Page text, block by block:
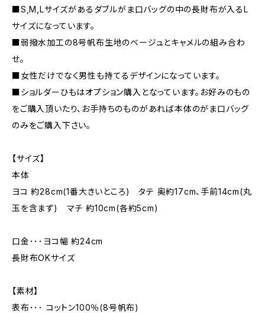
■S,M,Lサイズがあるダブルがま口バッグの中の長財布が入るL
サイズになっています。
■弱撥水加工の8号帆布生地のベージュとキャメルの組み合わ
せ。
■女性だけでなく男性も持てるデザインになっています。
■ショルダーひもはオプション購入となっています。お好みのもの
をご購入頂いたり、お手持ちのものがあれば本体のがま口バッグ
のみをご購入下さい。
【サイズ】
本体
ヨコ 約28cm(1番大きいところ) タテ 奥約17cm、手前14cm(丸
玉を含まず) マチ 約10cm(各約5cm)
口金･･･ヨコ幅 約24cm
長財布OKサイズ
【素材】
表布･･･ コットン100％(8号帆布)